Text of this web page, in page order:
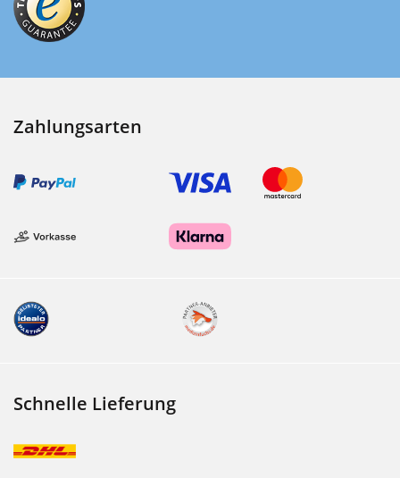
Zahlungsarten
Schnelle Lieferung